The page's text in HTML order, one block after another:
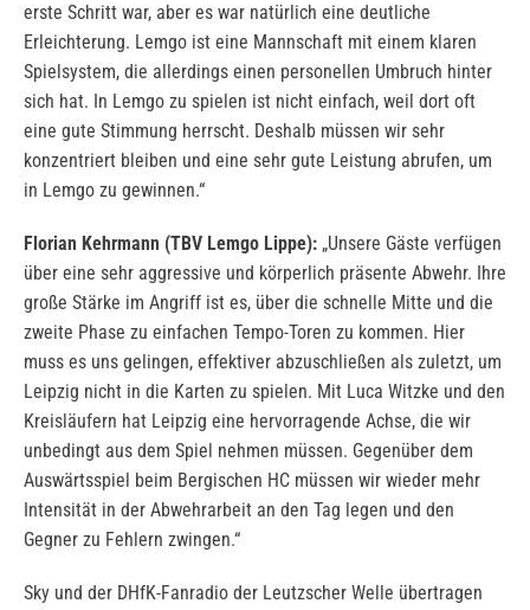
erste Schritt war, aber es war natürlich eine deutliche
Erleichterung. Lemgo ist eine Mannschaft mit einem klaren
Spielsystem, die allerdings einen personellen Umbruch hinter
sich hat. In Lemgo zu spielen ist nicht einfach, weil dort oft
eine gute Stimmung herrscht. Deshalb müssen wir sehr
konzentriert bleiben und eine sehr gute Leistung abrufen, um
in Lemgo zu gewinnen.“
Florian Kehrmann (TBV Lemgo Lippe): „Unsere Gäste verfügen
über eine sehr aggressive und körperlich präsente Abwehr. Ihre
große Stärke im Angriff ist es, über die schnelle Mitte und die
zweite Phase zu einfachen Tempo-Toren zu kommen. Hier
muss es uns gelingen, effektiver abzuschließen als zuletzt, um
Leipzig nicht in die Karten zu spielen. Mit Luca Witzke und den
Kreisläufern hat Leipzig eine hervorragende Achse, die wir
unbedingt aus dem Spiel nehmen müssen. Gegenüber dem
Auswärtsspiel beim Bergischen HC müssen wir wieder mehr
Intensität in der Abwehrarbeit an den Tag legen und den
Gegner zu Fehlern zwingen.“
Sky und der DHfK-Fanradio der Leutzscher Welle übertragen